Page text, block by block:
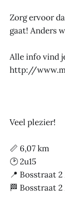
Zorg ervoor
gaat! Anders
Alle info vind
http://
Veel plezier!
📏 6,07 km
🕑 2u15
📍 Bosstraat
🏁 Bosstraat